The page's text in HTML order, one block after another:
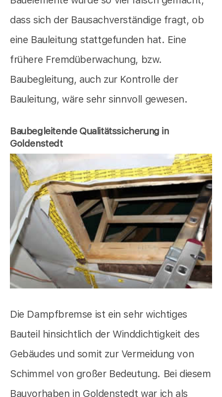
dass sich der Bausachverständige fragt, ob
eine Bauleitung stattgefunden hat. Eine
frühere Fremdüberwachung, bzw.
Baubegleitung, auch zur Kontrolle der
Bauleitung, wäre sehr sinnvoll gewesen.
Baubegleitende Qualitätssicherung in
Goldenstedt
Die Dampfbremse ist ein sehr wichtiges
Bauteil hinsichtlich der Winddichtigkeit des
Gebäudes und somit zur Vermeidung von
Schimmel von großer Bedeutung. Bei diesem
Bauvorhaben in Goldenstedt war ich als